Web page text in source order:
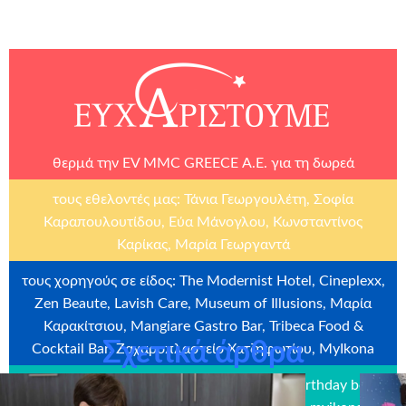
θερμά την EV MMC GREECE Α.Ε. για τη δωρεά
τους εθελοντές μας: Τάνια Γεωργουλέτη, Σοφία
Καραπουλουτίδου, Εύα Μάνογλου, Κωνσταντίνος
Καρίκας, Μαρία Γεωργαντά
τους χορηγούς σε είδος: The Modernist Hotel, Cineplexx,
Zen Beaute, Lavish Care, Museum of Illusions, Μαρία
Καρακίτσιου, Mangiare Gastro Bar, Tribeca Food &
Cocktail Bar, Ζαχαροπλαστείο Χατζηφωτίου, MyIkona
την εταιρείαCraftbox.gr
για την αποστολή birthday box –
Σχετικά άρθρα